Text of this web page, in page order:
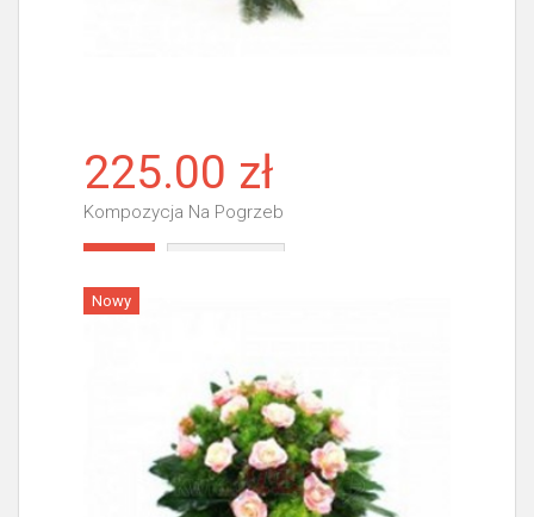
225.00 zł
Kompozycja Na Pogrzeb
Nowy